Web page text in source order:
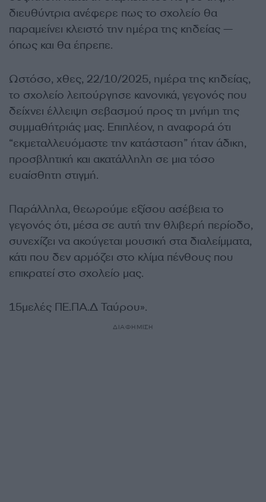
διευθύντρια ανέφερε πως το σχολείο θα
παραμείνει κλειστό την ημέρα της κηδείας —
όπως και θα έπρεπε.
Ωστόσο, χθες, 22/10/2025, ημέρα της κηδείας,
το σχολείο λειτούργησε κανονικά, γεγονός που
δείχνει έλλειψη σεβασμού προς τη μνήμη της
συμμαθήτριάς μας. Επιπλέον, η αναφορά ότι
“εκμεταλλευόμαστε την κατάσταση” ήταν άδικη,
προσβλητική και ακατάλληλη σε μια τόσο
ευαίσθητη στιγμή.
Παράλληλα, θεωρούμε εξίσου ασέβεια το
γεγονός ότι, μέσα σε αυτή την θλιβερή περίοδο,
συνεχίζει να ακούγεται μουσική στα διαλείμματα,
κάτι που δεν αρμόζει στο κλίμα πένθους που
επικρατεί στο σχολείο μας.
15μελές ΠΕ.ΠΑ.Δ Ταύρου».
ΔΙΑΦΗΜΙΣΗ